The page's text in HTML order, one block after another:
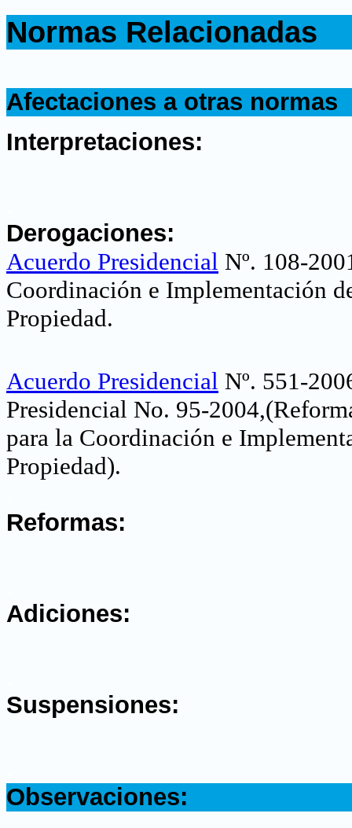
Normas Relacionadas
Afectaciones a otras normas
Interpretaciones:
Derogaciones:
Acuerdo Presidencial Nº. 108-
Coordinación e Implementación
Propiedad.
Acuerdo Presidencial Nº. 551-
Presidencial No. 95-
para la Coordinación e
Propiedad).
Reformas:
Adiciones:
Suspensiones:
Observaciones: